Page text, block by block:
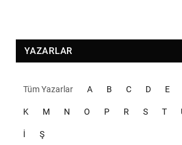
YAZARLAR
Tüm Yazarlar A B C D E
K M N O P R S T
İ Ş